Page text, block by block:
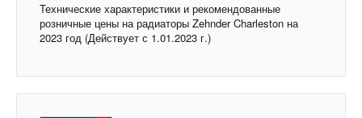
Технические характеристики и рекомендованные
розничные цены на радиаторы Zehnder Charleston на
2023 год (Действует с 1.01.2023 г.)